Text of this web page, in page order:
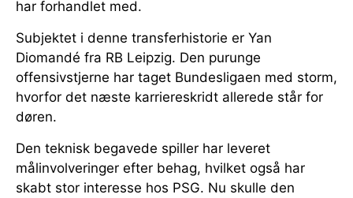
har forhandlet med.
Subjektet i denne transferhistorie er Yan
Diomandé fra RB Leipzig. Den purunge
offensivstjerne har taget Bundesligaen med storm,
hvorfor det næste karriereskridt allerede står for
døren.
Den teknisk begavede spiller har leveret
målinvolveringer efter behag, hvilket også har
skabt stor interesse hos PSG. Nu skulle den